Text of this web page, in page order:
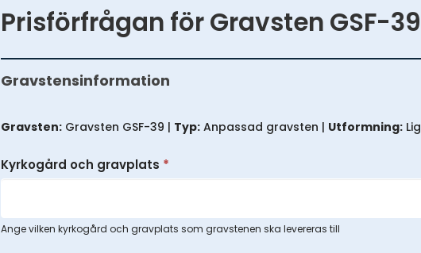
Prisförfrågan för Gravsten GSF-39
Prisförfrågan
-
gravsten
Gravstensinformation
Gravsten:Gravsten GSF-39 | Typ:Anpassad gravsten | Utformning:
Kyrkogård och gravplats *
Ange vilken kyrkogård och gravplats som gravstenen ska levereras till